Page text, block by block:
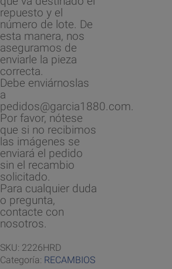
repuesto y el
número de lote. De
esta manera, nos
aseguramos de
enviarle la pieza
correcta.
Debe enviárnoslas
a
pedidos@garcia1880.com.
Por favor, nótese
que si no recibimos
las imágenes se
enviará el pedido
sin el recambio
solicitado.
Para cualquier duda
o pregunta,
contacte con
nosotros.
SKU: 2226HRD
Categoría: RECAMBIOS